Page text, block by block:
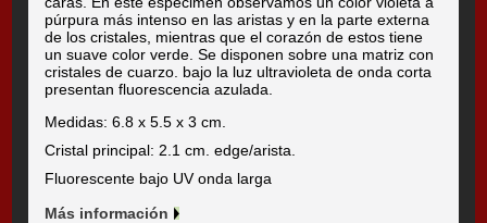
púrpura más intenso en las aristas y en la parte externa
de los cristales, mientras que el corazón de estos tiene
un suave color verde. Se disponen sobre una matriz con
cristales de cuarzo. bajo la luz ultravioleta de onda corta
presentan fluorescencia azulada.
Medidas: 6.8 x 5.5 x 3 cm.
Cristal principal: 2.1 cm. edge/arista.
Fluorescente bajo UV onda larga
Más información